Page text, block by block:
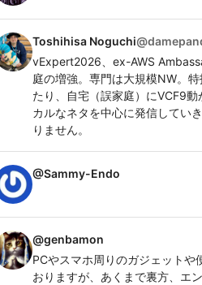
Toshihisa Noguchi@
vExpert2026、ex-AWS
庭の増強。専門は大規模NW。
たり、自宅（誤家庭）にVCF9
カルなネタを中心に発信してい
りません。
@Sammy-Endo
@genbamon
PCやスマホ周りのガジェット
おりますが、あくまで裏方、エ